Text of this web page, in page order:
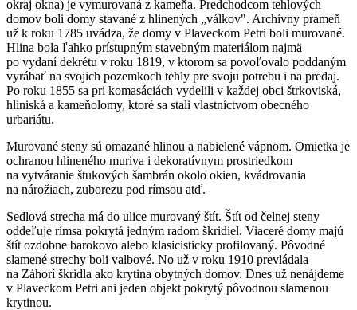
okraj okna) je vymurovaná z kameňa. Predchodcom tehlových
domov boli domy stavané z hlinených „válkov". Archívny prameň
už k roku 1785 uvádza, že domy v Plaveckom Petri boli murované.
Hlina bola ľahko prístupným stavebným materiálom najmä
po vydaní dekrétu v roku 1819, v ktorom sa povoľovalo poddaným
vyrábať na svojich pozemkoch tehly pre svoju potrebu i na predaj.
Po roku 1855 sa pri komasáciách vydelili v každej obci štrkoviská,
hliniská a kameňolomy, ktoré sa stali vlastníctvom obecného
urbariátu.
Murované steny sú omazané hlinou a nabielené vápnom. Omietka je
ochranou hlineného muriva i dekoratívnym prostriedkom
na vytváranie štukových šambrán okolo okien, kvádrovania
na nárožiach, zuborezu pod rímsou atď.
Sedlová strecha má do ulice murovaný štít. Štít od čelnej steny
oddeľuje rímsa pokrytá jedným radom škridiel. Viaceré domy majú
štít ozdobne barokovo alebo klasicisticky profilovaný. Pôvodné
slamené strechy boli valbové. No už v roku 1910 prevládala
na Záhorí škridla ako krytina obytných domov. Dnes už nenájdeme
v Plaveckom Petri ani jeden objekt pokrytý pôvodnou slamenou
krytinou.